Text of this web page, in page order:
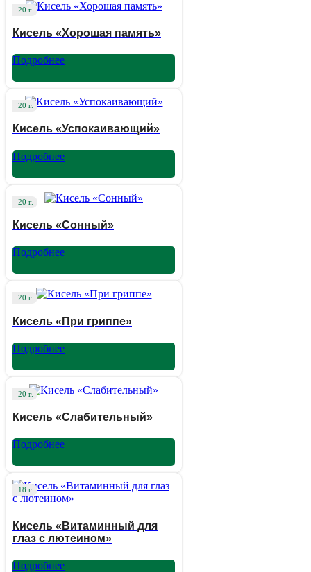
20 г.
Кисель «Хорошая память»
Подробнее
20 г.
Кисель «Успокаивающий»
Подробнее
20 г.
Кисель «Сонный»
Подробнее
20 г.
Кисель «При гриппе»
Подробнее
20 г.
Кисель «Слабительный»
Подробнее
18 г.
Кисель «Витаминный для
глаз с лютеином»
Подробнее